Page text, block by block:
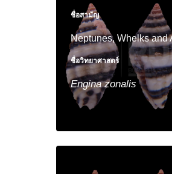
ชื่อสามัญ
Neptunes, Whelks and
ชื่อวิทยาศาสตร์
Engina zonalis